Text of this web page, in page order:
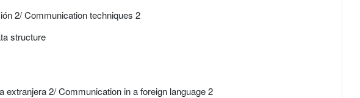
2/ Communication techniques 2
structure
extranjera 2/ Communication in a foreign language 2